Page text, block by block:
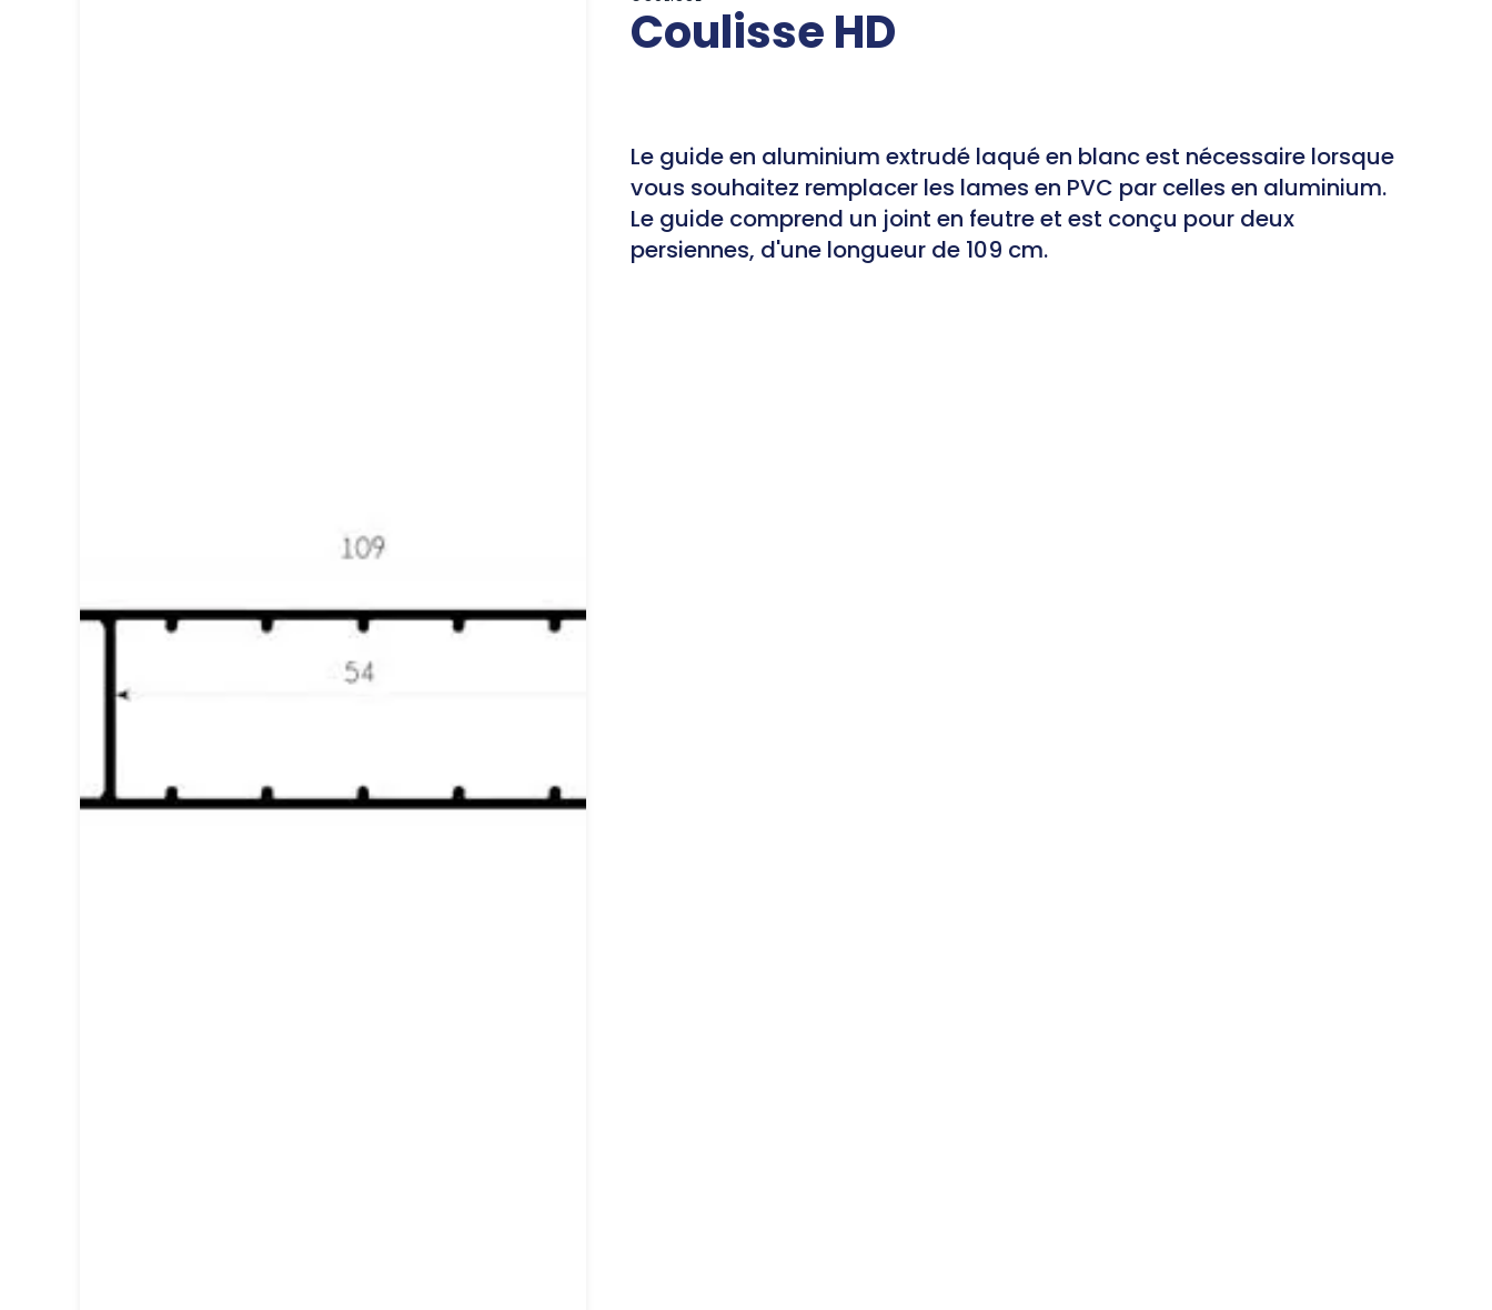
Coulisse HD
Le guide en aluminium extrudé laqué en blanc est nécessaire lorsque
vous souhaitez remplacer les lames en PVC par celles en aluminium.
Le guide comprend un joint en feutre et est conçu pour deux
persiennes, d'une longueur de 109 cm.